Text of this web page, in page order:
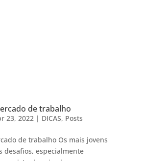
de trabalho
23, 2022| DICAS, Posts
de trabalho Os mais jovens
desafios, especialmente